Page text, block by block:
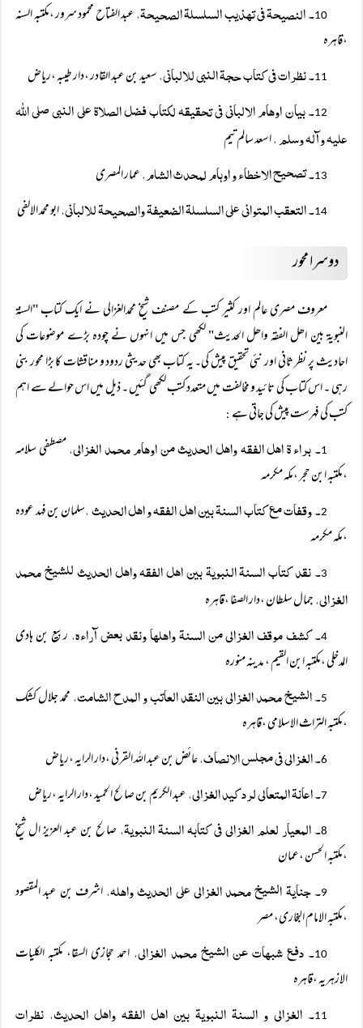
10۔ النصیحۃ فی تھذیب السلسلۃ الصحیحۃ،عبد الفتاح محمود سرور ،مکتبہ السنہ
،قاہرہ
11۔ نظرات فی کتاب حجۃ النبی للالبانی،سعید بن عبد القادر ،دار طیبہ ،ریاض
12۔ بیان اوھام الالبانی فی تحقیقہ لکتاب فضل الصلاۃ علی النبی صلی اللہ
علیہ وآلہ وسلم ،اسعد سالم تیم
13۔ تصحیح الاخطاء و اوہام لمحدث الشام،عمار المصری
14۔ التعقب المتوانی علی السلسلۃ الضعیفۃ والصحیحۃ للالبانی،ابو محمد الالفی
دوسرا محور
معروف مصری عالم اور کثیر کتب کے مصنف شیخ محمدالغزالی نے ایک کتاب "السنۃ
النبویۃ بین اھل الفقہ واھل الحدیث" لکھی جس میں انہوں نے چودہ بڑے موضوعات کی
احادیث پر نظر ثانی اور نئی تحقیق پیش کی۔ یہ کتاب بھی حدیثی ردود و مناقشات کا بڑا محور بنی
رہی ۔ اس کتاب کی تائید و مخالفت میں متعدد کتب لکھی گئیں ۔ ذیل میں اس حوالے سے اہم
کتب کی فہرست پیش کی جاتی ہے :
1۔ براء ۃ اھل الفقہ واھل الحدیث من اوھام محمد الغزالی،مصطفی سلامہ
،مکتبہ ابن حجر ،مکہ مکرمہ
2۔ وقفات مع کتاب السنۃ بین اھل الفقہ و اھل الحدیث ،سلمان بن فہد عودہ
،مکہ مکرمہ
3۔ نقد کتاب السنۃ النبویۃ بین اھل الفقہ واھل الحدیث للشیخ محمد
الغزالی،جمال سلطان ،دار الصفا ،قاہرہ
4۔ کشف موقف الغزالی من السنۃ واھلھا ونقد بعض آراءہ، ربیع بن ہادی
المدخلی ،مکتبہ ابن القیم ، مدینہ منورہ
5۔ الشیخ محمد الغزالی بین النقد العاتب و المدح الشامت،محمد جلال کشک
،مکتبہ التراث الاسلامی ،قاہرہ
6۔ الغزالی فی مجلس الانصاف،عائض بن عبد اللہ القرنی ،دار الرایہ ،ریاض
7۔ اعانۃ المتعالی لرد کید الغزالی،عبد الکریم بن صالح الحمید ،دار الرایہ ،ریاض
8۔ المعیار لعلم الغزالی فی کتابہ السنۃ النبویۃ، صالح بن عبد العزیز ال شیخ
،مکتبہ الحسن ،عمان
9۔ جنایۃ الشیخ محمد الغزالی علی الحدیث واھلہ،اشرف بن عبد المقصود
،مکتبہ الامام البخاری، مصر
10۔ دفع شبھات عن الشیخ محمد الغزالی، احمد حجازی السقا، مکتبہ الکلیات
الازہریہ ،قاہرہ
11۔ الغزالی و السنۃ النبویۃ بین اھل الفقہ واھل الحدیث، نظرات